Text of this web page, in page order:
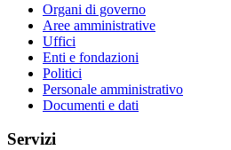
Organi di governo
Aree amministrative
Uffici
Enti e fondazioni
Politici
Personale amministrativo
Documenti e dati
Servizi